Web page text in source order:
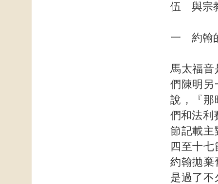
伍 與宗
一 約翰
馬太福音
們陳明另
說，『那
們和法利
節記載主
四至十
約翰拋棄
是過了不